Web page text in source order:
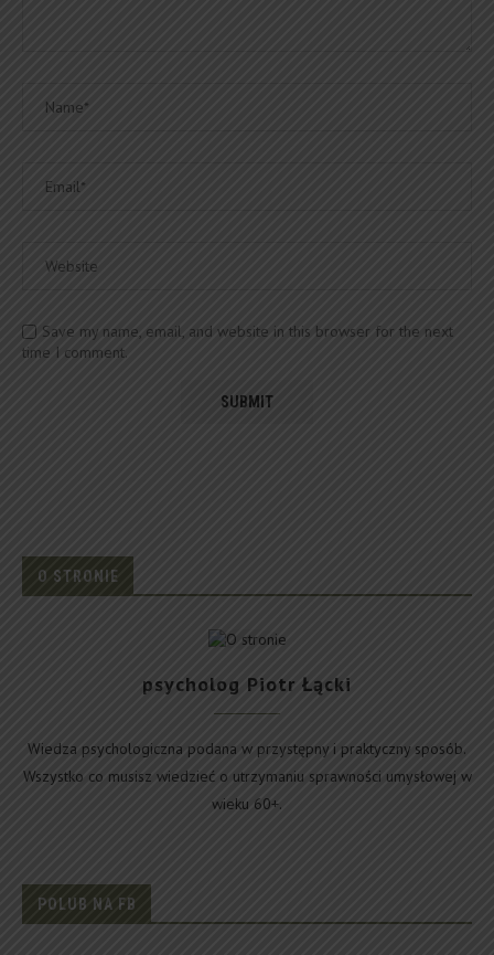
Save my name, email, and website in this browser for the next
time I comment.
O STRONIE
psycholog Piotr Łącki
Wiedza psychologiczna podana w przystępny i praktyczny sposób.
Wszystko co musisz wiedzieć o utrzymaniu sprawności umysłowej w
wieku 60+.
POLUB NA FB